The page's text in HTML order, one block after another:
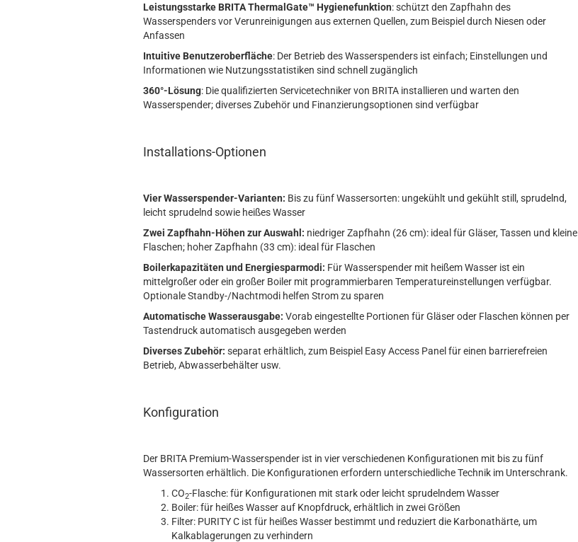
Leistungsstarke BRITA ThermalGate™ Hygienefunktion: schützt den Zapfhahn des
Wasserspenders vor Verunreinigungen aus externen Quellen, zum Beispiel durch Niesen oder
Anfassen
Intuitive Benutzeroberfläche: Der Betrieb des Wasserspenders ist einfach; Einstellungen und
Informationen wie Nutzungsstatistiken sind schnell zugänglich
360°-Lösung: Die qualifizierten Servicetechniker von BRITA installieren und warten den
Wasserspender; diverses Zubehör und Finanzierungsoptionen sind verfügbar
Installations-Optionen
Vier Wasserspender-Varianten: Bis zu fünf Wassersorten: ungekühlt und gekühlt still, sprudelnd,
leicht sprudelnd sowie heißes Wasser
Zwei Zapfhahn-Höhen zur Auswahl: niedriger Zapfhahn (26 cm): ideal für Gläser, Tassen und kleine
Flaschen; hoher Zapfhahn (33 cm): ideal für Flaschen
Boilerkapazitäten und Energiesparmodi: Für Wasserspender mit heißem Wasser ist ein
mittelgroßer oder ein großer Boiler mit programmierbaren Temperatureinstellungen verfügbar.
Optionale Standby-/Nachtmodi helfen Strom zu sparen
Automatische Wasserausgabe: Vorab eingestellte Portionen für Gläser oder Flaschen können per
Tastendruck automatisch ausgegeben werden
Diverses Zubehör: separat erhältlich, zum Beispiel Easy Access Panel für einen barrierefreien
Betrieb, Abwasserbehälter usw.
Konfiguration
Der BRITA Premium-Wasserspender ist in vier verschiedenen Konfigurationen mit bis zu fünf
Wassersorten erhältlich. Die Konfigurationen erfordern unterschiedliche Technik im Unterschrank.
CO2-Flasche: für Konfigurationen mit stark oder leicht sprudelndem Wasser
Boiler: für heißes Wasser auf Knopfdruck, erhältlich in zwei Größen
Filter: PURITY C ist für heißes Wasser bestimmt und reduziert die Karbonathärte, um
Kalkablagerungen zu verhindern